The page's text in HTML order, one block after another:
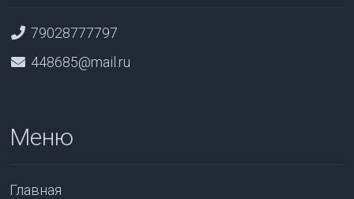
79028777797
448685@mail.ru
Меню
Главная